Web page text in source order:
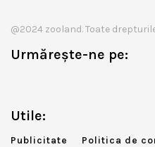
@2024 zooland. Toate
Urmărește-ne pe:
Utile:
Publicitate
Politica de